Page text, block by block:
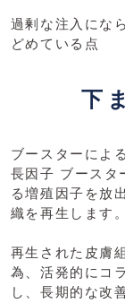
過剰な注入にな
どめている点
下
ブースターによ
長因子 ブースタ
る増殖因子を放
織を再生します。
再生された皮膚
為、活発的にコ
し、長期的な改